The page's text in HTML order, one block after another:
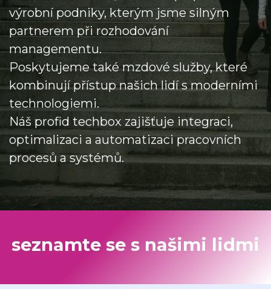
výrobní podniky, kterým jsme silným
partnerem při rozhodování
managementu.
Poskytujeme také mzdové služby, které
kombinují přístup našich lidí s moderními
technologiemi.
Náš profid techbox zajišťuje integraci,
optimalizaci a automatizaci pracovních
procesů a systémů.
seznamte se s našimi lidmi